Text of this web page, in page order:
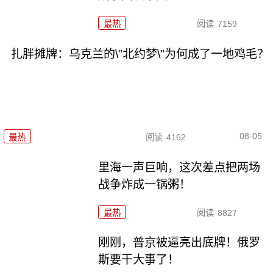
最热 阅读 7159
扎胖摊牌：乌克兰的\"北约梦\"为何成了一地鸡毛？
最热 阅读 4162 08-05
里海一声巨响，这次差点把两场
战争炸成一锅粥！
最热 阅读 8827
刚刚，普京被逼亮出底牌！俄罗
斯要干大事了！